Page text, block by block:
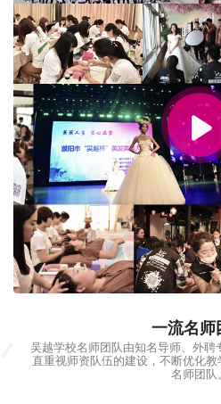
00:00 / 01:47
一流名师
吴越学校名师团队由知名导师、外聘
直重视师资队伍的建设，不断优化
名师团队。